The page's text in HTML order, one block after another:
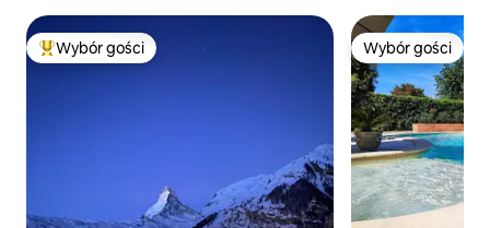
Najpopularniejsze z kategorii Wybór gości
Wybór gości Wybór gości
Wybór gości